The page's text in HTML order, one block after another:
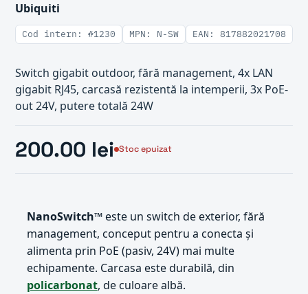
Ubiquiti
Cod intern: #1230 MPN: N-SW EAN: 817882021708
Switch gigabit outdoor, fără management, 4x LAN
gigabit RJ45, carcasă rezistentă la intemperii, 3x PoE-
out 24V, putere totală 24W
200.00 lei Stoc epuizat
NanoSwitch™este un switch de exterior, fără
management, conceput pentru a conecta și
alimenta prin PoE (pasiv, 24V) mai multe
echipamente. Carcasa este durabilă, din
policarbonat, de culoare albă.